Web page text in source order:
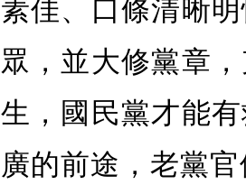
素佳、口條清晰
眾，並大修黨章
生，國民黨才能
廣的前途，老黨